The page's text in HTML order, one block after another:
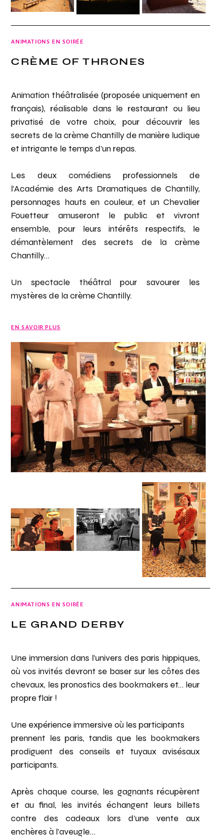
ANIMATIONS EN SOIRÉE
CRÈME OF THRONES
Animation théâtralisée (proposée uniquement en
français), réalisable dans le restaurant ou lieu
privatisé de votre choix, pour découvrir les
secrets de la crème Chantilly de manière ludique
et intrigante le temps d’un repas.
Les deux comédiens professionnels de
l’Académie des Arts Dramatiques de Chantilly,
personnages hauts en couleur, et un Chevalier
Fouetteur amuseront le public et vivront
ensemble, pour leurs intérêts respectifs, le
démantèlement des secrets de la crème
Chantilly…
Un spectacle théâtral pour savourer les
mystères de la crème Chantilly.
EN SAVOIR PLUS
ANIMATIONS EN SOIRÉE
LE GRAND DERBY
Une immersion dans l’univers des paris hippiques,
où vos invités devront se baser sur les côtes des
chevaux, les pronostics des bookmakers et… leur
propre flair !
Une expérience immersive où les participants
prennent les paris, tandis que les bookmakers
prodiguent des conseils et tuyaux avisésaux
participants.
Après chaque course, les gagnants récupèrent
et au final, les invités échangent leurs billets
contre des cadeaux lors d’une vente aux
enchères à l’aveugle…